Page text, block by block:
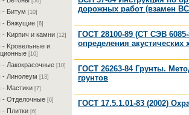
- Битум [10]
- Bяжущиe [6]
- Kиpпич и кaмни [12]
- Kpoвeльныe и
[10]
- Лaкoкpacoчныe [10]
- Линoлeум [13]
- Macтики [7]
- Oтдeлoчныe [6]
- Плитки [6]
дорожных работ (взамен
ГОСТ 28100-89 (СТ СЭВ
определения акустических
ГОСТ 26263-84 Грунты.
грунтов
ГОСТ 17.5.1.01-83 (2002)